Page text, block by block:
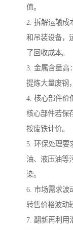
值。
2. 拆解运输成
和吊装设备，
了回收成本。
3. 金属含量高
提炼大量废钢
4. 核心部件价
核心部件若保
按废铁计价。
5. 环保处理要
油、液压油等
染。
6. 市场需求波
转售价格波动
7. 翻新再利用